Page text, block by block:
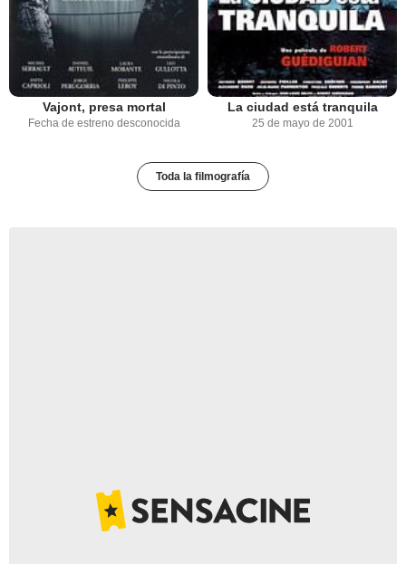
Vajont, presa mortal
Fecha de estreno desconocida
La ciudad está tranquila
25 de mayo de 2001
Toda la filmografía